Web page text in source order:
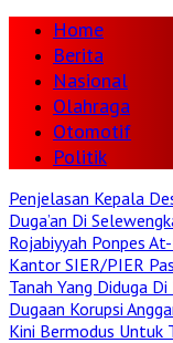
Home
Berita
Nasional
Olahraga
Otomotif
Politik
Penjelasan Kepala
Duga’an Di
Rojabiyyah Ponpes
Kantor SIER/PIER
Tanah Yang Diduga
Dugaan Korupsi
Kini Bermodus Untuk